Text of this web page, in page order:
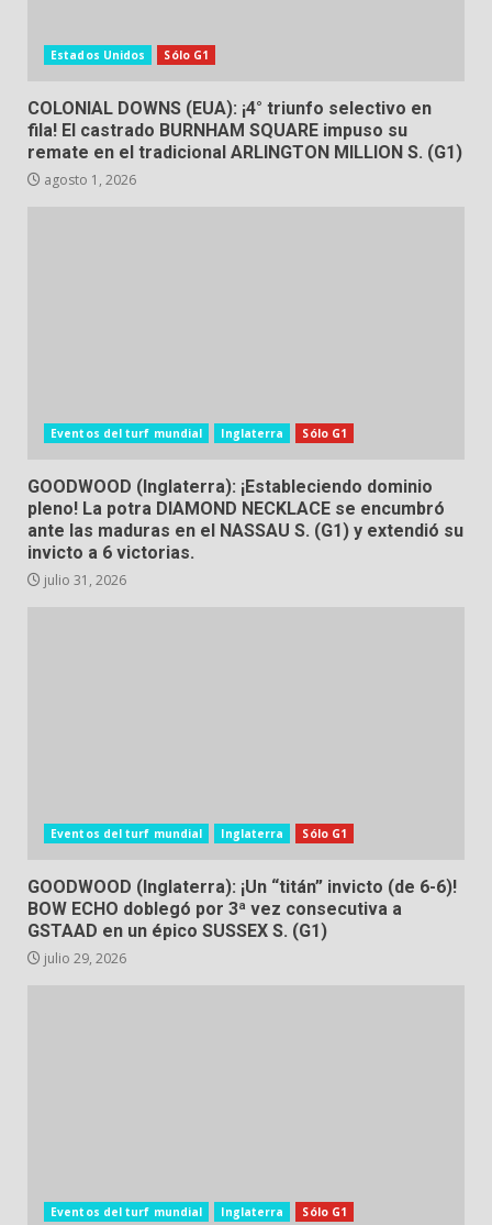
Estados Unidos Sólo G1
COLONIAL DOWNS (EUA): ¡4° triunfo selectivo en
fila! El castrado BURNHAM SQUARE impuso su
remate en el tradicional ARLINGTON MILLION S. (G1)
agosto 1, 2026
Eventos del turf mundial Inglaterra Sólo G1
GOODWOOD (Inglaterra): ¡Estableciendo dominio
pleno! La potra DIAMOND NECKLACE se encumbró
ante las maduras en el NASSAU S. (G1) y extendió su
invicto a 6 victorias.
julio 31, 2026
Eventos del turf mundial Inglaterra Sólo G1
GOODWOOD (Inglaterra): ¡Un “titán” invicto (de 6-6)!
BOW ECHO doblegó por 3ª vez consecutiva a
GSTAAD en un épico SUSSEX S. (G1)
julio 29, 2026
Eventos del turf mundial Inglaterra Sólo G1